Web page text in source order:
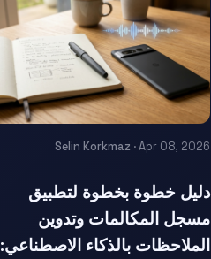
Selin Korkmaz · Apr 08, 2026
دليل خطوة بخطوة لتطبيق
مسجل المكالمات وتدوين
الملاحظات بالذكاء الاصطناعي: